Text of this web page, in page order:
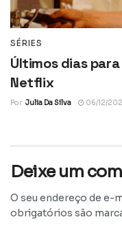
SÉRIES
Últimos dias
Netflix
Por Julia Da Silva 06/12/
Deixe um
O seu endereço de e-
obrigatórios são